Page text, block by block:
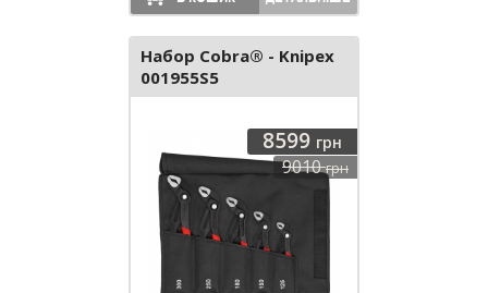
Набор Cobra® - Knipex
001955S5
8599 грн
9010грн